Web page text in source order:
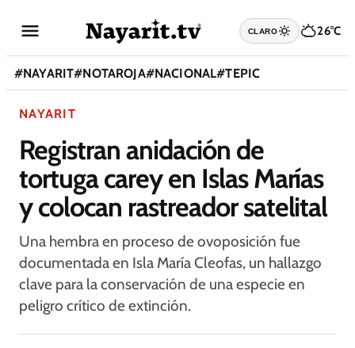
CLARO 26°C
#NAYARIT#NOTAROJA#NACIONAL#TEPIC
NAYARIT
Registran anidación de
tortuga carey en Islas Marías
y colocan rastreador satelital
Una hembra en proceso de ovoposición fue
documentada en Isla María Cleofas, un hallazgo
clave para la conservación de una especie en
peligro crítico de extinción.